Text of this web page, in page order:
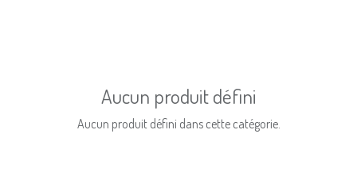
Aucun produit défini
Aucun produit défini dans cette catégorie.